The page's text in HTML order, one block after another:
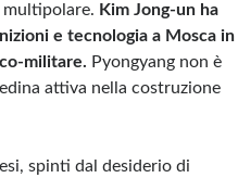
multipolare. Kim Jong-un ha
e tecnologia a Mosca in
militare. Pyongyang non è
attiva nella costruzione
spinti dal desiderio di